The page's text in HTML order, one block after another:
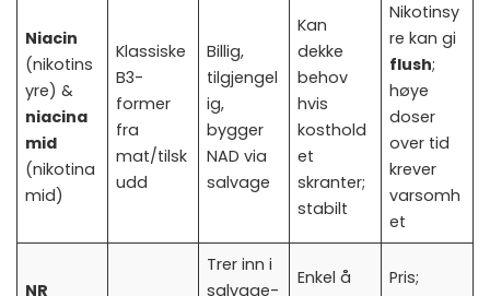
Niacin
(nikotins
yre) &
niacina
mid
(nikotina
mid)
Klassiske
B3-
former
fra
mat/tilsk
udd
Billig,
tilgjengel
ig,
bygger
NAD via
salvage
Kan
dekke
behov
hvis
kosthold
et
skranter;
stabilt
Nikotinsy
re kan gi
flush;
høye
doser
over tid
krever
varsomh
et
NR
Trer inn i
salvage-
Enkel å
Pris;